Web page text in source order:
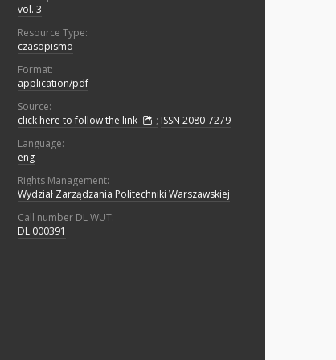
vol. 3
Resource Type:
czasopismo
Format:
application/pdf
Source:
click here to follow the link
; ISSN 2080-7279
Language:
eng
Rights Management:
Wydział Zarządzania Politechniki Warszawskiej
Call number DL WUT:
DL.000391